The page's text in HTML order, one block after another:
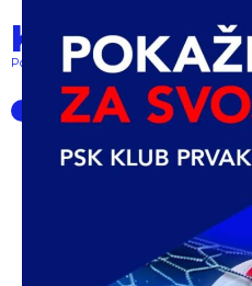
Klub prvaka
Pokret lokalnih klubova... powered by PSK